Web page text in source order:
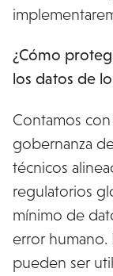
¿Cómo
los datos de
Contamos
gobernanza
técnicos
regulatorios
mínimo de
error humano.
pueden ser